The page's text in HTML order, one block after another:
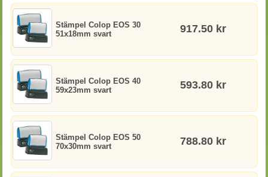
Stämpel Colop EOS 30
51x18mm svart
917.50 kr
Stämpel Colop EOS 40
59x23mm svart
593.80 kr
Stämpel Colop EOS 50
70x30mm svart
788.80 kr